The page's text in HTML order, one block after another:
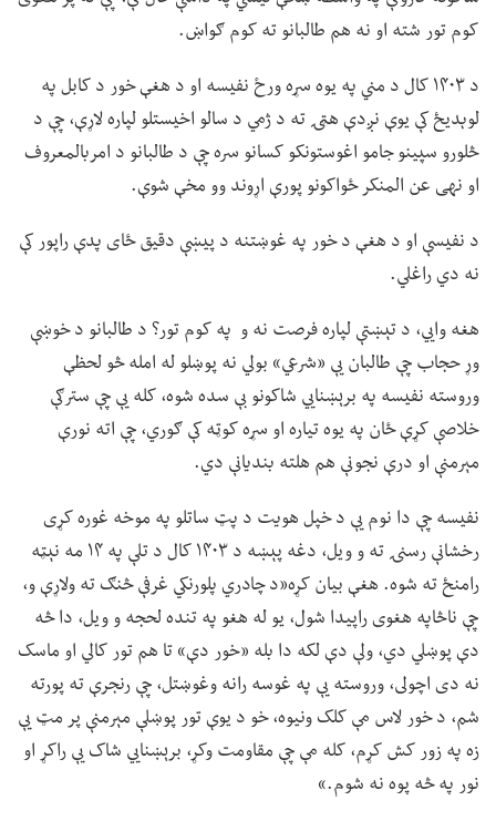
کوم تور شته او نه هم طالبانو ته کوم ګواښ.
د ۱۴۰۳ کال د مني په یوه سړه ورځ نفیسه او د هغې خور د کابل په
لوېدیځ کې یوې نږدې هټۍ ته د ژمي د سالو اخیستلو لپاره لاړې، چې د
څلورو سپینو جامو اغوستونکو کسانو سره چې د طالبانو د امربالمعروف
او نهی عن المنکر ځواکونو پورې اړوند وو مخې شوې.
د نفیسې او د هغې د خور په غوښتنه د پیښې دقیق ځای پدې راپور کې
نه دي راغلي.
هغه وايي، د تېښتې لپاره فرصت نه و په کوم تور؟ د طالبانو د خوښې
وړ حجاب چې طالبان یې «شرعي» بولي نه پوښلو له امله څو لحظې
وروسته نفیسه په برېښنايي شاکونو بې سده شوه، کله یې چې سترګې
خلاصې کړې ځان په یوه تیاره او سړه کوټه کې ګوري، چې اته نورې
مېرمنې او درې نجونې هم هلته بندیانې دي.
نفیسه چې دا نوم یې د خپل هویت د پټ ساتلو په موخه غوره کړی
رخشانې رسنۍ ته و ویل، دغه پېښه د ۱۴۰۳ کال د تلې په ۱۴ مه نېټه
رامنځ ته شوه. هغې بیان کړه«د چادري پلورنکي غرفې څنګ ته ولاړې و،
چې ناڅاپه هغوی راپیدا شول، یو له هغو په تنده لحجه و ویل، دا څه
دې پوښلي دي، ولې دې لکه دا بله «خور دې» تا هم تور کالي او ماسک
نه دی اچولی، وروسته یې په غوسه رانه وغوښتل، چې رنجرې ته پورته
شم، د خور لاس مې کلک ونیوه، خو د یوې تور پوښلې مېرمنې پر مټ یې
زه په زور کش کړم، کله مې چې مقاومت وکړ، برېښنايي شاک یې راکړ او
نور په څه پوه نه شوم.»